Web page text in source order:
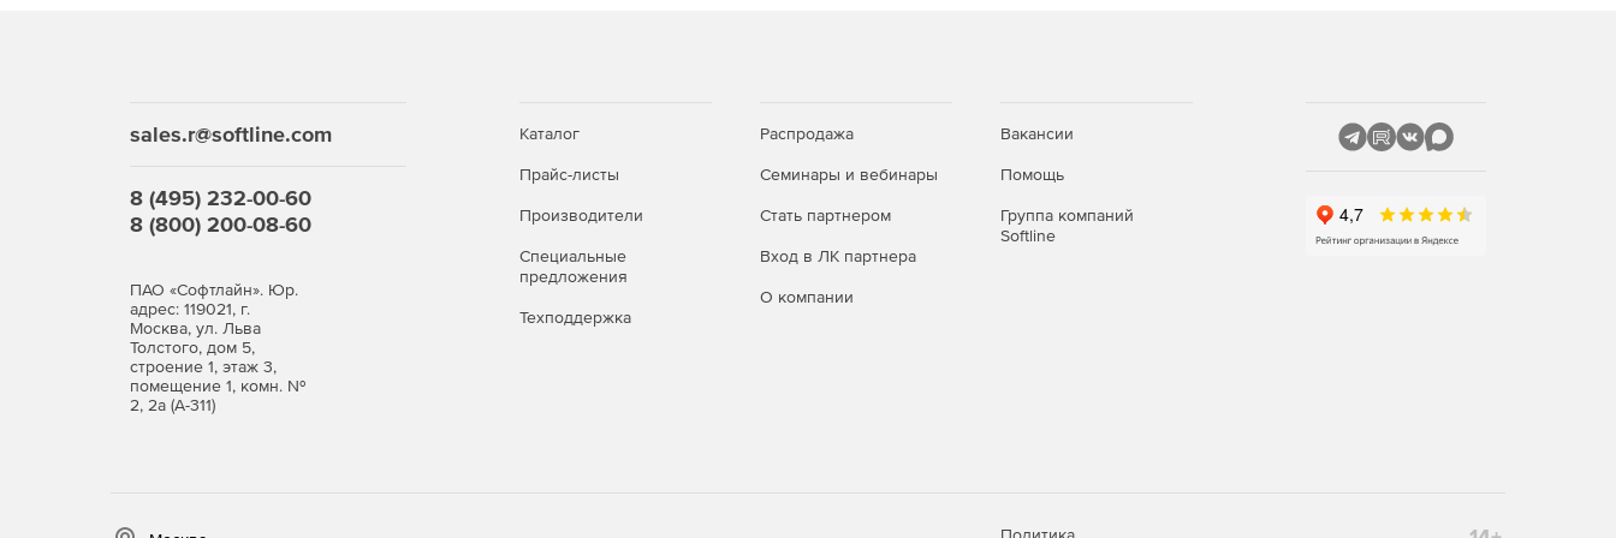
sales.r@softline.com
8 (495) 232-00-60
8 (800) 200-08-60
ПАО «Софтлайн». Юр.
адрес: 119021, г.
Москва, ул. Льва
Толстого, дом 5,
строение 1, этаж 3,
помещение 1, комн. №
2, 2а (А-311)
Каталог
Прайс-листы
Производители
Специальные
предложения
Техподдержка
Распродажа
Семинары и вебинары
Стать партнером
Вход в ЛК партнера
О компании
Вакансии
Помощь
Группа компаний
Softline